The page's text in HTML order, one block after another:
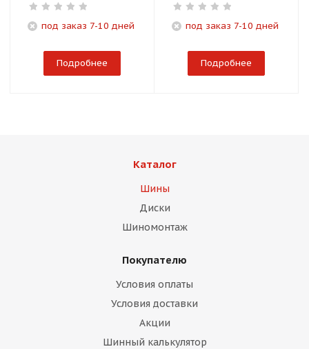
под заказ 7-10 дней
Подробнее
под заказ 7-10 дней
Подробнее
Каталог
Шины
Диски
Шиномонтаж
Покупателю
Условия оплаты
Условия доставки
Акции
Шинный калькулятор